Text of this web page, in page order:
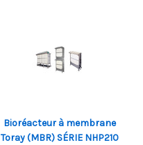
Bioréacteur à membrane
Toray (MBR) SÉRIE NHP210